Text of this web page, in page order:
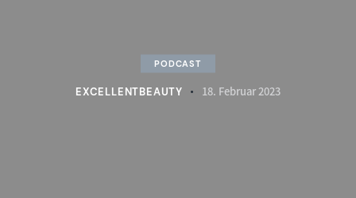
PODCAST
EXCELLENTBEAUTY 18. Februar 2023